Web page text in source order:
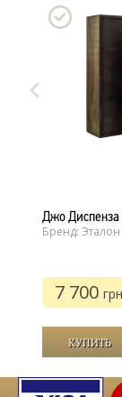
Джо Диспенза
Бренд: Эталон
7 700